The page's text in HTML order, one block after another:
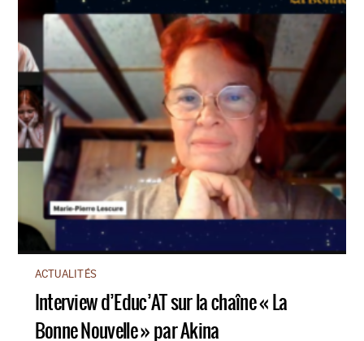
ACTUALITÉS
Interview d’Educ’AT sur la chaîne « La
Bonne Nouvelle » par Akina